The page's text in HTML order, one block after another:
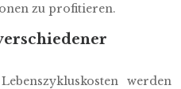
zu profitieren.
werden